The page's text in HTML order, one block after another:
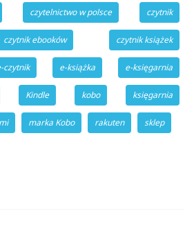
czytelnictwo w polsce czytnik
czytnik ebooków czytnik książek
czytnik e-książka e-księgarnia
Kindle kobo księgarnia
marka Kobo rakuten sklep